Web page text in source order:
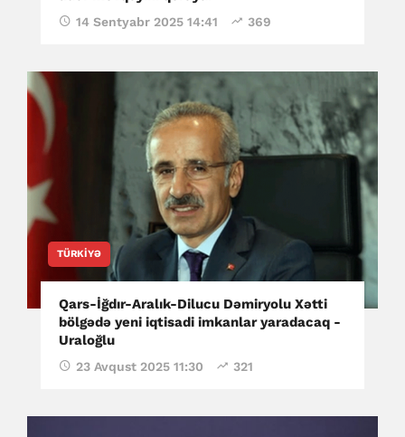
14 Sentyabr 2025 14:41 369
TÜRKIYƏ
Qars-İğdır-Aralık-Dilucu Dəmiryolu Xətti
bölgədə yeni iqtisadi imkanlar yaradacaq -
Uraloğlu
23 Avqust 2025 11:30 321